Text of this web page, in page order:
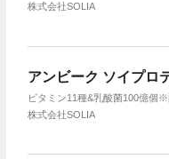
株式会社SOLIA
アンビーク ソイプロ
ビタミン11種&乳酸菌100億個
株式会社SOLIA